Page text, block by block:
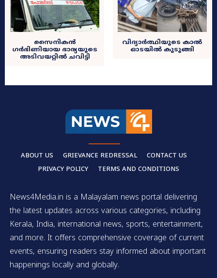
സൈനികൻ
ഗര്‍ഭിണിയായ ഭാര്യയുടെ
അടിവയറ്റില്‍ ചവിട്ടി
വിദ്യാർത്ഥിയുടെ കാൽ
ഓടയിൽ കുടുങ്ങി
ABOUT US GRIEVANCE REDRESSAL
CONTACT US
PRIVACY POLICY
TERMS AND CONDITIONS
News4Media.in is a Malayalam news portal delivering
the latest updates across various categories, including
Kerala, India, international news, sports, entertainment,
and more. It offers comprehensive coverage of current
events, ensuring readers stay informed about important
happenings locally and globally.